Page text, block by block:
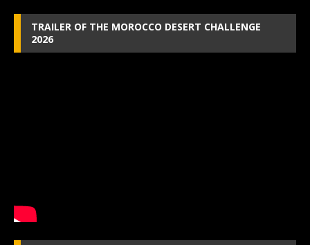
TRAILER OF THE MOROCCO DESERT CHALLENGE
2026